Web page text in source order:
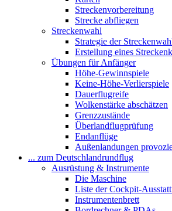
Streckenvorbereitung
Strecke abfliegen
Streckenwahl
Strategie der
Erstellung eines
Übungen für Anfänger
Höhe-Gewinnspiele
Keine-Höhe-Verlierspiele
Dauerflugreife
Wolkenstärke abschätzen
Grenzzustände
Überlandflugprüfung
Endanflüge
Außenlandungen
... zum Deutschlandrundflug
Ausrüstung & Instrumente
Die Maschine
Liste der Cockpit-
Instrumentenbrett